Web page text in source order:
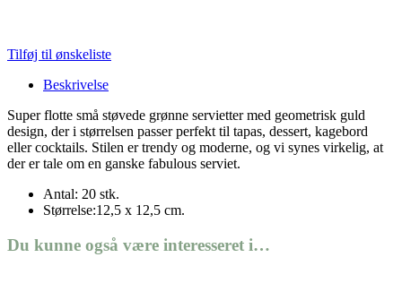
Tilføj til ønskeliste
Beskrivelse
Super flotte små støvede grønne servietter med geometrisk guld
design, der i størrelsen passer perfekt til tapas, dessert, kagebord
eller cocktails. Stilen er trendy og moderne, og vi synes virkelig, at
der er tale om en ganske fabulous serviet.
Antal: 20 stk.
Størrelse:12,5 x 12,5 cm.
Du kunne også være interesseret i…